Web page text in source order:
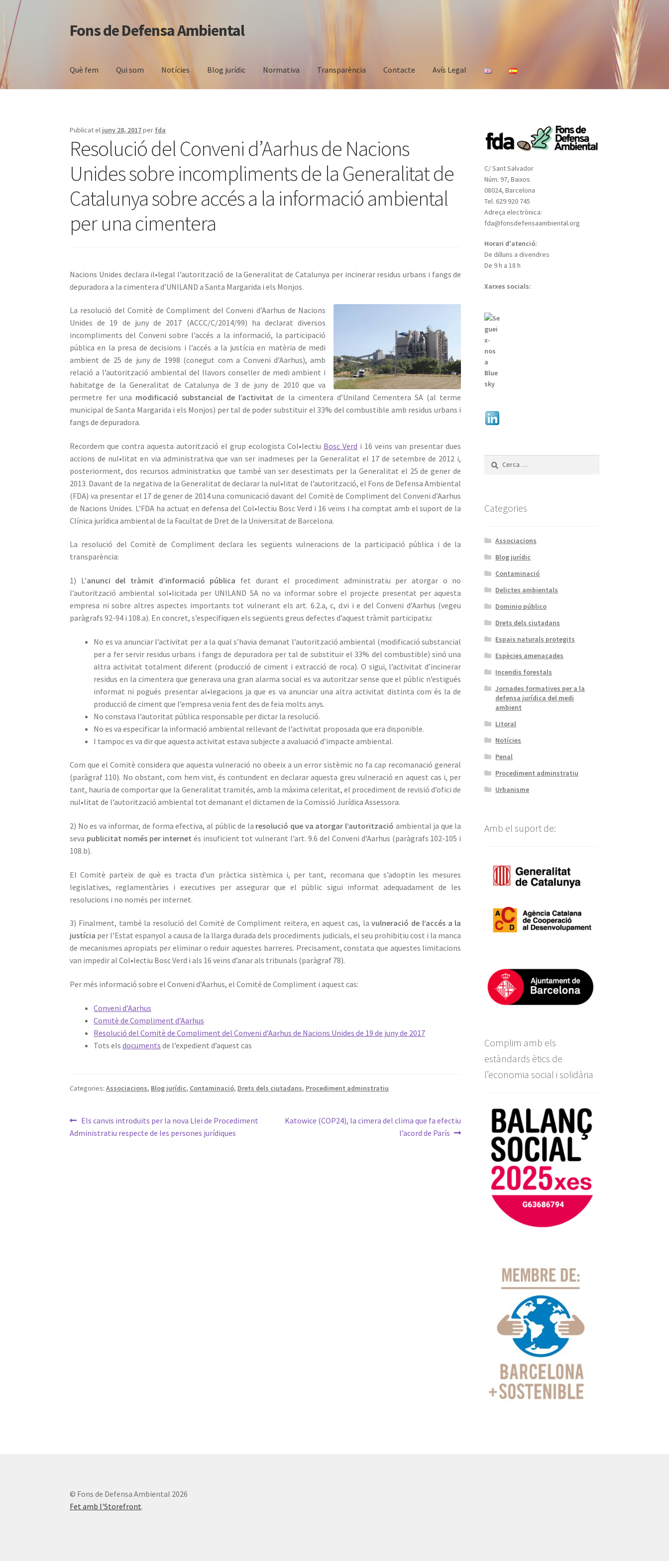
Salta
a
Vés
al
Fons de Defensa Ambiental
Què fem Qui som Notícies Blog jurídic Normativa Transparència Contacte Avís Legal
Publicat el juny 28, 2017per fda
Resolució del Conveni d’Aarhus de Nacions
Unides sobre incompliments de la Generalitat de
Catalunya sobre accés a la informació ambiental
per una cimentera
Nacions Unides declara il•legal l’autorització de la Generalitat de Catalunya per incinerar residus urbans i fangs de
depuradora a la cimentera d’UNILAND a Santa Margarida i els Monjos.
La resolució del Comitè de Compliment del Conveni d’Aarhus de Nacions
Unides de 19 de juny de 2017 (ACCC/C/2014/99) ha declarat diversos
incompliments del Conveni sobre l’accés a la informació, la participació
pública en la presa de decisions i l’accés a la justícia en matèria de medi
ambient de 25 de juny de 1998 (conegut com a Conveni d’Aarhus), amb
relació a l’autorització ambiental del llavors conseller de medi ambient i
habitatge de la Generalitat de Catalunya de 3 de juny de 2010 que va
permetre fer una modificació substancial de l’activitat de la cimentera d’Uniland Cementera SA (al terme
municipal de Santa Margarida i els Monjos) per tal de poder substituir el 33% del combustible amb residus urbans i
fangs de depuradora.
Recordem que contra aquesta autorització el grup ecologista Col•lectiu Bosc Verd i 16 veïns van presentar dues
accions de nul•litat en via administrativa que van ser inadmeses per la Generalitat el 17 de setembre de 2012 i,
posteriorment, dos recursos administratius que també van ser desestimats per la Generalitat el 25 de gener de
2013. Davant de la negativa de la Generalitat de declarar la nul•litat de l’autorització, el Fons de Defensa Ambiental
(FDA) va presentar el 17 de gener de 2014 una comunicació davant del Comitè de Compliment del Conveni d’Aarhus
de Nacions Unides. L’FDA ha actuat en defensa del Col•lectiu Bosc Verd i 16 veïns i ha comptat amb el suport de la
Clínica jurídica ambiental de la Facultat de Dret de la Universitat de Barcelona.
La resolució del Comitè de Compliment declara les següents vulneracions de la participació pública i de la
transparència:
1) L’anunci del tràmit d’informació pública fet durant el procediment administratiu per atorgar o no
l’autorització ambiental sol•licitada per UNILAND SA no va informar sobre el projecte presentat per aquesta
empresa ni sobre altres aspectes importants tot vulnerant els art. 6.2.a, c, d.vi i e del Conveni d’Aarhus (vegeu
paràgrafs 92-94 i 108.a). En concret, s’especifiquen els següents greus defectes d’aquest tràmit participatiu:
No es va anunciar l’activitat per a la qual s’havia demanat l’autorització ambiental (modificació substancial
per a fer servir residus urbans i fangs de depuradora per tal de substituir el 33% del combustible) sinó una
altra activitat totalment diferent (producció de ciment i extracció de roca). O sigui, l’activitat d’incinerar
residus en la cimentera que generava una gran alarma social es va autoritzar sense que el públic n’estigués
informat ni pogués presentar al•legacions ja que es va anunciar una altra activitat distinta com és la de
producció de ciment que l’empresa venia fent des de feia molts anys.
No constava l’autoritat pública responsable per dictar la resolució.
No es va especificar la informació ambiental rellevant de l’activitat proposada que era disponible.
I tampoc es va dir que aquesta activitat estava subjecte a avaluació d’impacte ambiental.
Com que el Comitè considera que aquesta vulneració no obeeix a un error sistèmic no fa cap recomanació general
(paràgraf 110). No obstant, com hem vist, és contundent en declarar aquesta greu vulneració en aquest cas i, per
tant, hauria de comportar que la Generalitat tramités, amb la màxima celeritat, el procediment de revisió d’ofici de
nul•litat de l’autorització ambiental tot demanant el dictamen de la Comissió Jurídica Assessora.
2) No es va informar, de forma efectiva, al públic de la resolució que va atorgar l’autorització ambiental ja que la
seva publicitat només per internet és insuficient tot vulnerant l’art. 9.6 del Conveni d’Aarhus (paràgrafs 102-105 i
108.b).
El Comitè parteix de què es tracta d’un pràctica sistèmica i, per tant, recomana que s’adoptin les mesures
legislatives, reglamentàries i executives per assegurar que el públic sigui informat adequadament de les
resolucions i no només per internet.
3) Finalment, també la resolució del Comitè de Compliment reitera, en aquest cas, lavulneració de l’accés a la
justícia per l’Estat espanyol a causa de la llarga durada dels procediments judicials, el seu prohibitiu cost i la manca
de mecanismes apropiats per eliminar o reduir aquestes barreres. Precisament, constata que aquestes limitacions
van impedir al Col•lectiu Bosc Verd i als 16 veïns d’anar als tribunals (paràgraf 78).
Per més informació sobre el Conveni d’Aarhus, el Comité de Compliment i aquest cas:
Conveni d’Aarhus
Comitè de Compliment d’Aarhus
Resolució del Comitè de Compliment del Conveni d’Aarhus de Nacions Unides de 19 de juny de 2017
Tots elsdocuments de l’expedient d’aquest cas
Categories:Associacions, Blog jurídic, Contaminació, Drets dels ciutadans, Procediment adminstratiu
Navegació
d'entrades
Entrada
anterior:
Els canvis introduïts per la nova Llei de Procediment
Administratiu respecte de les persones jurídiques
Pròxima
Katowice (COP24), la cimera del clima que fa efectiu
l’acord de París
C/ Sant Salvador
Núm. 97, Baixos
08024, Barcelona
Tel. 629 920 745
Adreça electrònica:
fda@fonsdefensaambiental.org
Horari d'atenció:
De dilluns a divendres
De 9 h a 18 h
Xarxes socials:
Cerca:
Categories
Associacions
Blog jurídic
Contaminació
Delictes ambientals
Dominio público
Drets dels ciutadans
Espais naturals protegits
Espècies amenaçades
Incendis forestals
Jornades formatives per a la
defensa jurídica del medi
ambient
Litoral
Notícies
Penal
Procediment adminstratiu
Urbanisme
Amb el suport de:
Complim amb els
estàndards ètics de
l’economia social i solidària
© Fons de Defensa Ambiental 2026
Fet amb l'Storefront.